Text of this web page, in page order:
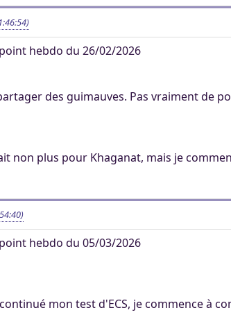
hebdo du 26/02/2026
des guimauves. Pas vraiment de
non plus pour Khaganat, mais je
hebdo du 05/03/2026
mon test d'ECS, je commence à